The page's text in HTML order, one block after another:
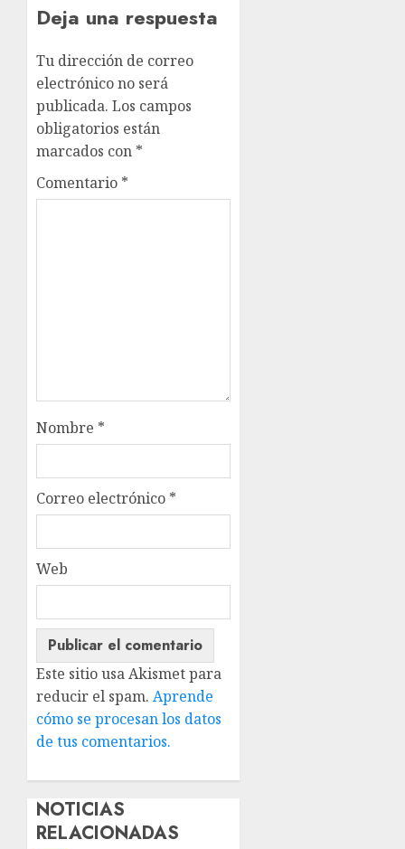
Deja una respuesta
Tu dirección de correo
electrónico no será
publicada. Los campos
obligatorios están
marcados con *
Comentario *
Nombre *
Correo electrónico *
Web
Este sitio usa Akismet para
reducir el spam. Aprende
cómo se procesan los datos
de tus comentarios.
NOTICIAS
RELACIONADAS